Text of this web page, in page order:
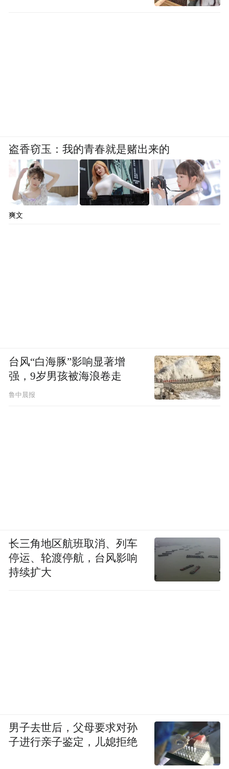
盗香窃玉：我的青春就是赌出来的
爽文
台风“白海豚”影响显著增
强，9岁男孩被海浪卷走
鲁中晨报
长三角地区航班取消、列车
停运、轮渡停航，台风影响
持续扩大
男子去世后，父母要求对孙
子进行亲子鉴定，儿媳拒绝